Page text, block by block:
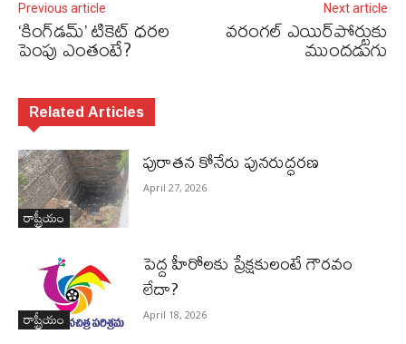
Previous article
‘కింగ్‌డమ్’ టికెట్ ధరల
పెంపు ఎంతంటే?
Next article
వరంగల్​ ఎయిర్‌పోర్టుకు
ముందడుగు
Related Articles
రాష్ట్రీయం
పురాత‌న కోనేరు పున‌రుద్ధ‌ర‌ణ
April 27, 2026
రాష్ట్రీయం
పెద్ద హీరోల‌కు ప్రేక్ష‌కులంటే గౌర‌వం
లేదా?
April 18, 2026